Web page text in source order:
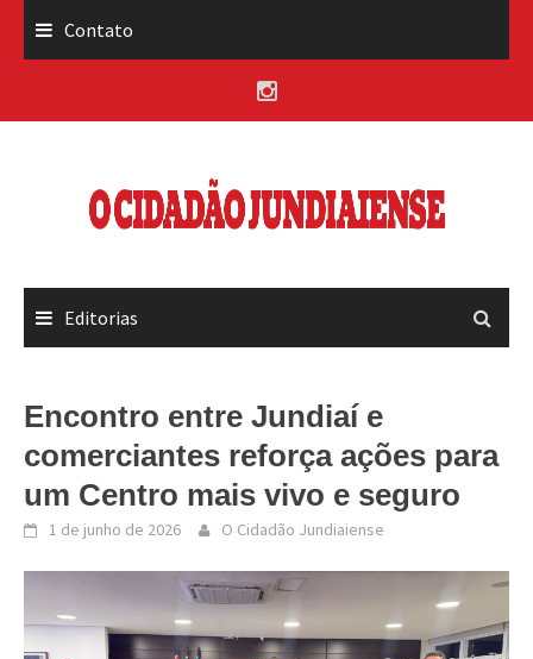
Contato
Editorias
Encontro entre Jundiaí e
comerciantes reforça ações para
um Centro mais vivo e seguro
1 de junho de 2026 O Cidadão Jundiaiense